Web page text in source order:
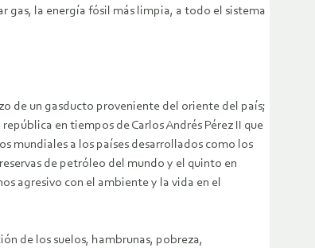
gas, la energía fósil más limpia, a todo el sistema
de un gasducto proveniente del oriente del país;
en tiempos de Carlos Andrés Pérez II que
mundiales a los países desarrollados como los
de petróleo del mundo y el quinto en
agresivo con el ambiente y la vida en el
de los suelos, hambrunas, pobreza,